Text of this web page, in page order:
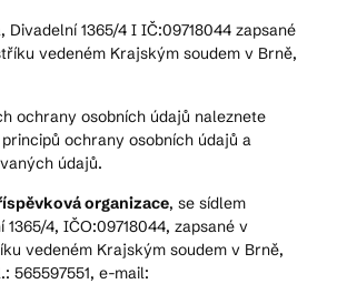
CS EN
Divadelní 1365/4 I IČ:09718044 zapsané
vedeném Krajským soudem v Brně,
ochrany osobních údajů naleznete
ochrany osobních údajů a
údajů.
organizace, se sídlem
4, IČO:09718044, zapsané v
vedeném Krajským soudem v Brně,
565597551, e-mail: